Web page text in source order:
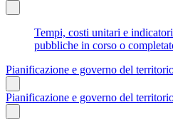
Tempi, costi unitari e
pubbliche in corso o
Pianificazione e governo del
Pianificazione e governo del